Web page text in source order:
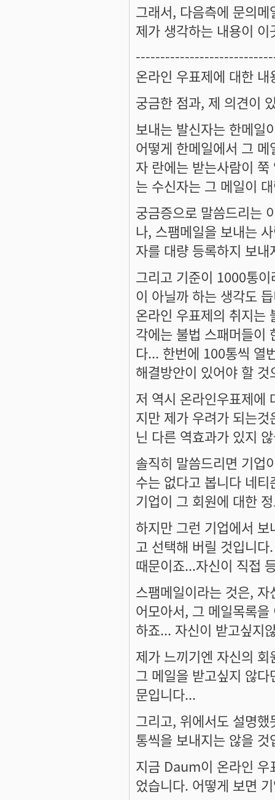
그래서, 다음측에 문의
제가 생각하는 내용이
온라인 우표제에 대한
궁금한 점과, 제 의견이
보내는 발신자는 한메일
어떻게 한메일에서 그
자 란에는 받는사람이
는 수신자는 그 메일이
궁금증으로 말씀드리는
나, 스팸메일을 보내는
자를 대량 등록하지 보
그리고 기준이 1000통
이 아닐까 하는 생각도
온라인 우표제의 취지는
각에는 불법 스패머들이
다... 한번에 100통씩 열
해결방안이 있어야 할
저 역시 온라인우표제에
지만 제가 우려가 되는
닌 다른 역효과가 있지
솔직히 말씀드리면 기업
수는 없다고 봅니다 네
기업이 그 회원에 대한
하지만 그런 기업에서
고 선택해 버릴 것입니
때문이죠...자신이 직접
스팸메일이라는 것은,
어모아서, 그 메일목록
하죠... 자신이 받고싶지
제가 느끼기엔 자신의
그 메일을 받고싶지 않
문입니다...
그리고, 위에서도 설명
통씩을 보내지는 않을 것
지금 Daum이 온라인 우
었습니다. 어떻게 보면